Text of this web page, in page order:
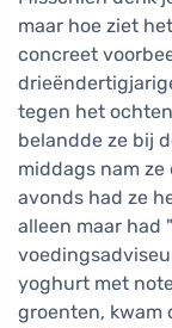
maar hoe ziet
concreet
tegen het
belandde ze bij
middags nam ze
avonds had ze
alleen maar had
yoghurt met
groenten, kwam